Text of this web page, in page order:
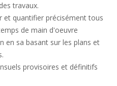
travaux.
et quantifier précisément tous
de main d'oeuvre
en sa basant sur les plans et
provisoires et définitifs